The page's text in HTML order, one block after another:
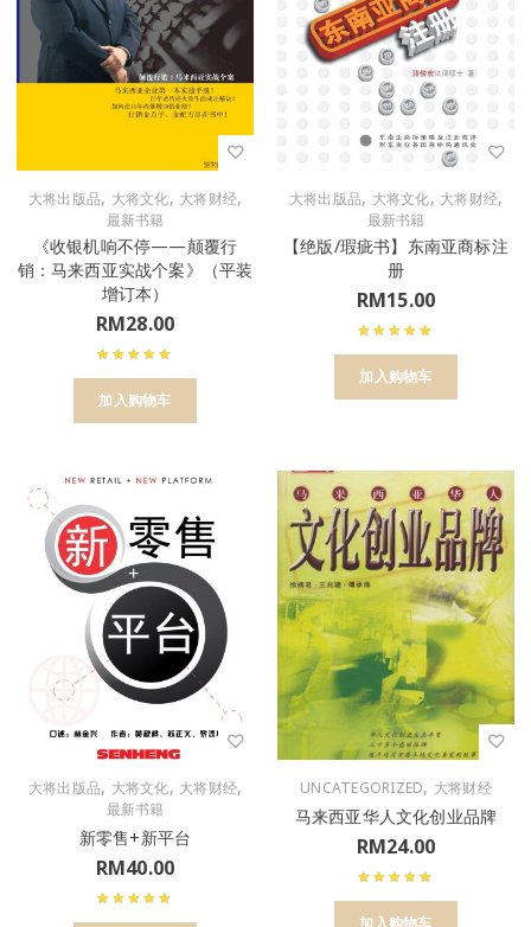
大将出版品, 大将文化, 大将财经,
最新书籍
《收银机响不停——颠覆行
销：马来西亚实战个案》（平装
增订本）
RM28.00
加入购物车
大将出版品, 大将文化, 大将财经,
最新书籍
【绝版/瑕疵书】东南亚商标注
册
RM15.00
加入购物车
大将出版品, 大将文化, 大将财经,
最新书籍
新零售+新平台
RM40.00
UNCATEGORIZED, 大将财经
马来西亚华人文化创业品牌
RM24.00
加入购物车